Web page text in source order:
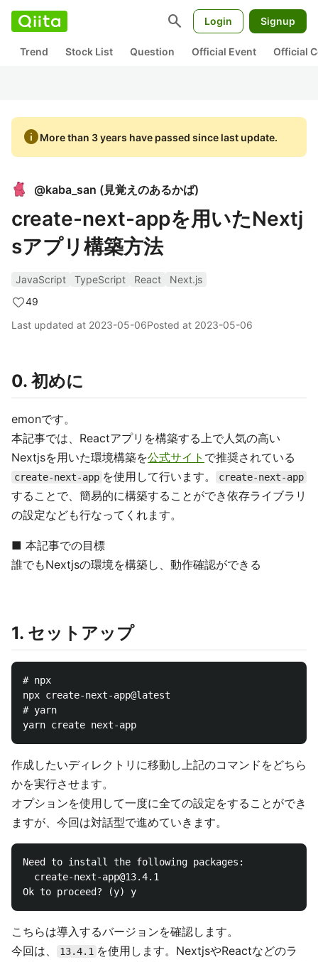
search Login Signup
Trend Stock List Question Official Event Official
infoMore than 3 years have passed since last update.
@kaba_san (見覚えのあるかば)
create-next-appを用いたNextj
sアプリ構築方法
JavaScript TypeScript React
Next.js
49
Last updated at 2023-05-06Posted at 2023-05-06
0. 初めに
emonです。
本記事では、Reactアプリを構築する上で人気の高い
Nextjsを用いた環境構築を公式サイト で推奨されている
create-next-app を使用して行います。 create-next-app
することで、簡易的に構築することができ依存ライブラリ
の設定なども行なってくれます。
■ 本記事での目標
誰でもNextjsの環境を構築し、動作確認ができる
1. セットアップ
# npx
npx create-next-app@latest
# yarn
作成したいディレクトリに移動し上記のコマンドをどちら
かを実行させます。
オプションを使用して一度に全ての設定をすることができ
ますが、今回は対話型で進めていきます。
Need to install the following packages:
  create-next-app@13.4.1
こちらは導入するバージョンを確認します。
今回は、
13.4.1 を使用します。NextjsやReactなどのラ